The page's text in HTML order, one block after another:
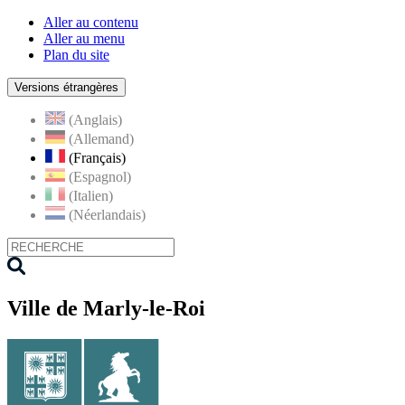
Aller au contenu
Aller au menu
Plan du site
Versions étrangères
(Anglais)
(Allemand)
(Français)
(Espagnol)
(Italien)
(Néerlandais)
Ville de Marly-le-Roi